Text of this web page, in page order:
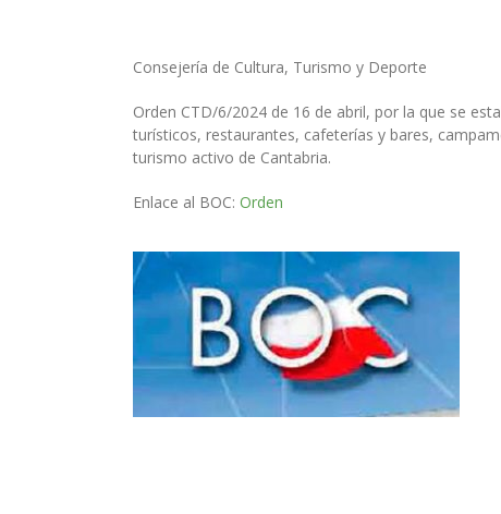
Consejería de Cultura, Turismo y Deporte
Orden CTD/6/2024 de 16 de abril, por la que se
turísticos, restaurantes, cafeterías y bares,
turismo activo de Cantabria.
Enlace al BOC: Orden